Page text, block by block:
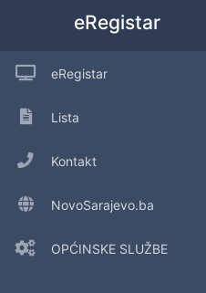
eRegistar
eRegistar
Lista
Kontakt
NovoSarajevo.ba
OPĆINSKE SLUŽBE